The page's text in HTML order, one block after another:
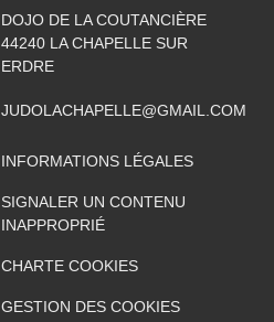
DOJO DE LA COUTANCIÈRE
44240 LA CHAPELLE SUR
ERDRE
JUDOLACHAPELLE@GMAIL.COM
INFORMATIONS LÉGALES
SIGNALER UN CONTENU
INAPPROPRIÉ
CHARTE COOKIES
GESTION DES COOKIES